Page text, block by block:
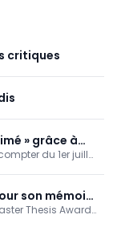
critiques
» grâce à
du 1er juillet
propre nom,
restera
aucun
son mémoire
la
Thesis Award